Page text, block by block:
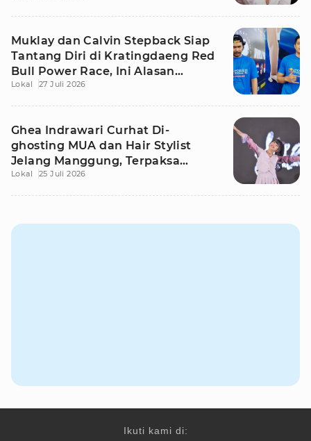
Muklay dan Calvin Stepback Siap
Tantang Diri di Kratingdaeng Red
Bull Power Race, Ini Alasan
Mereka!
Lokal 27 Juli 2026
Ghea Indrawari Curhat Di-
ghosting MUA dan Hair Stylist
Jelang Manggung, Terpaksa
Dandan Sendiri
Lokal 25 Juli 2026
Ikuti kami di: